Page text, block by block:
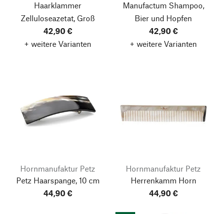
Haarklammer
Zelluloseazetat, Groß
42,90 €
+ weitere Varianten
Manufactum Shampoo,
Bier und Hopfen
42,90 €
+ weitere Varianten
Hornmanufaktur Petz
Petz Haarspange, 10 cm
44,90 €
Hornmanufaktur Petz
Herrenkamm Horn
44,90 €